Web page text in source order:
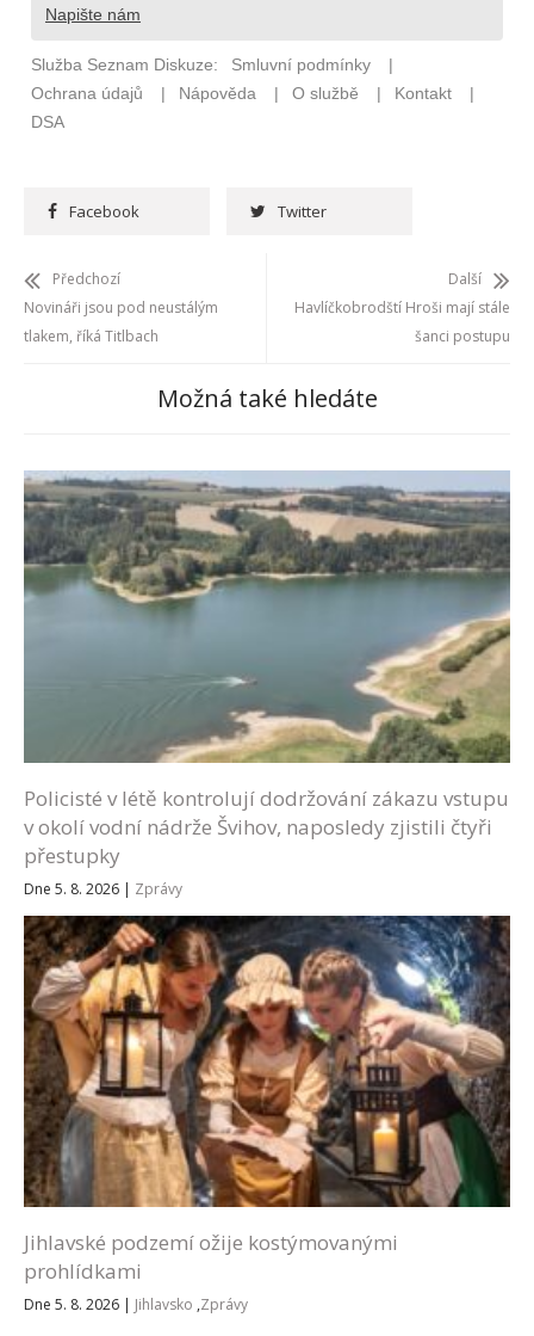
Facebook Twitter
Předchozí
Novináři jsou pod neustálým
tlakem, říká Titlbach
Další
Havlíčkobrodští Hroši mají stále
šanci postupu
Možná také hledáte
Policisté v létě kontrolují dodržování zákazu vstupu
v okolí vodní nádrže Švihov, naposledy zjistili čtyři
přestupky
Dne 5. 8. 2026 | Zprávy
Jihlavské podzemí ožije kostýmovanými
prohlídkami
Dne 5. 8. 2026 | Jihlavsko ,Zprávy